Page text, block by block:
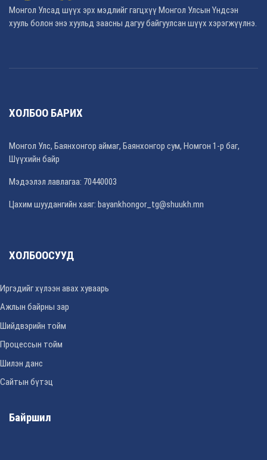
Монгол Улсад шүүх эрх мэдлийг гагцхүү Монгол Улсын Үндсэн
хууль болон энэ хуульд заасны дагуу байгуулсан шүүх хэрэгжүүлнэ.
ХОЛБОО БАРИХ
Монгол Улс, Баянхонгор аймаг, Баянхонгор сум, Номгон 1-р баг,
Шүүхийн байр
Мэдээлэл лавлагаа: 70440003
Цахим шуудангийн хаяг: bayankhongor_tg@shuukh.mn
ХОЛБООСУУД
Иргэдийг хүлээн авах хуваарь
Ажлын байрны зар
Шийдвэрийн тойм
Процессын тойм
Шилэн данс
Сайтын бүтэц
Байршил